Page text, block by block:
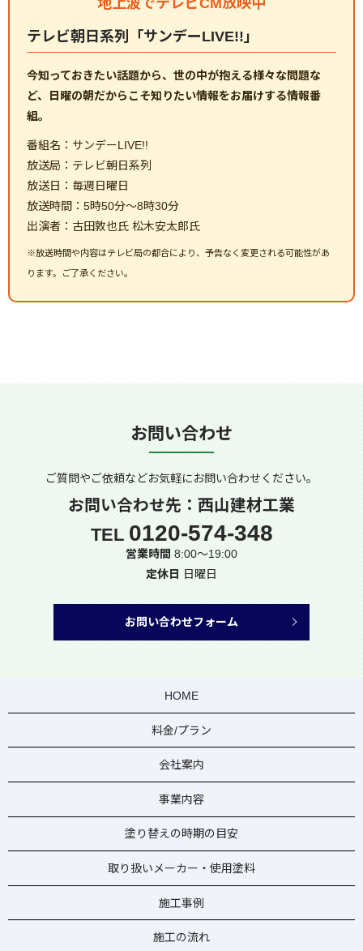
地上波でテレビCM放映中
テレビ朝日系列「サンデーLIVE!!」
今知っておきたい話題から、世の中が抱える様々な問題な
ど、日曜の朝だからこそ知りたい情報をお届けする情報番
組。
番組名：サンデーLIVE!!
放送局：テレビ朝日系列
放送日：毎週日曜日
放送時間：5時50分～8時30分
出演者：古田敦也氏 松木安太郎氏
※放送時間や内容はテレビ局の都合により、予告なく変更される可能性があ
ります。ご了承ください。
お問い合わせ
ご質問やご依頼などお気軽にお問い合わせください。
お問い合わせ先：西山建材工業
TEL 0120-574-348
営業時間 8:00～19:00
定休日
日曜日
お問い合わせフォーム
HOME
料金/プラン
会社案内
事業内容
塗り替えの時期の目安
取り扱いメーカー・使用塗料
施工事例
施工の流れ